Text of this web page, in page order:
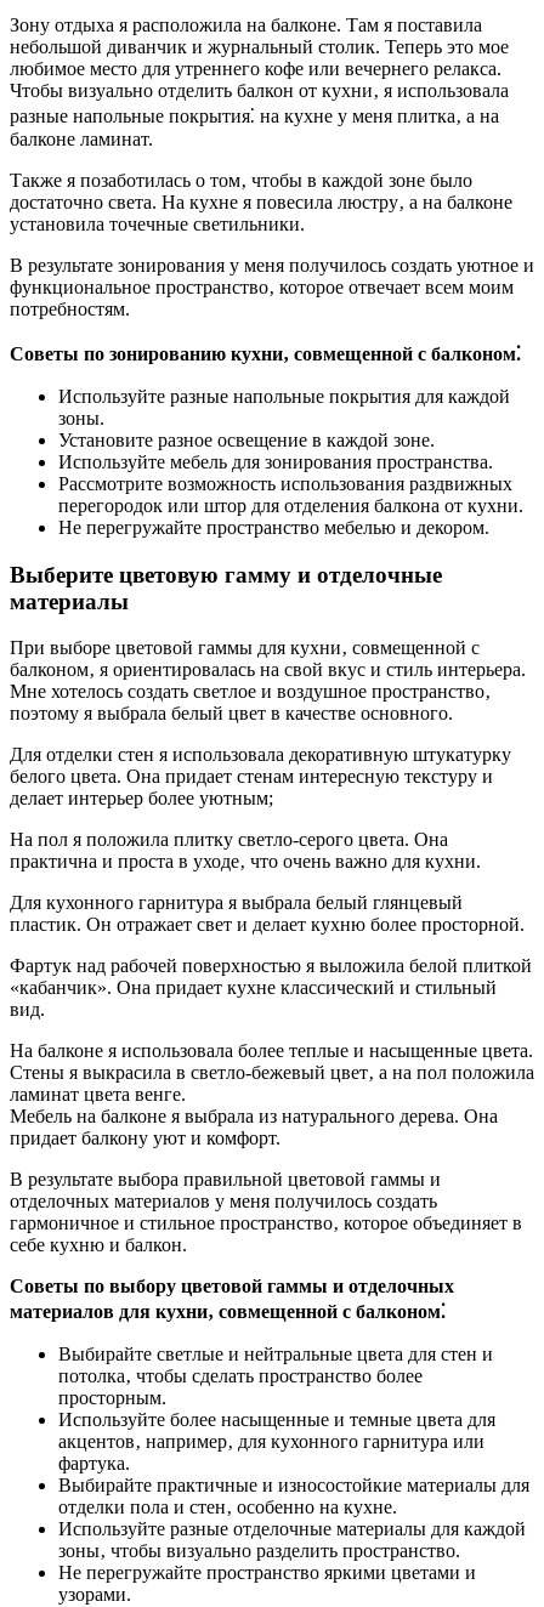
Зону отдыха я расположила на балконе. Там я поставила
небольшой диванчик и журнальный столик. Теперь это мое
любимое место для утреннего кофе или вечернего релакса.
Чтобы визуально отделить балкон от кухни‚ я использовала
разные напольные покрытия⁚ на кухне у меня плитка‚ а на
балконе ламинат.
Также я позаботилась о том‚ чтобы в каждой зоне было
достаточно света. На кухне я повесила люстру‚ а на балконе
установила точечные светильники.
В результате зонирования у меня получилось создать уютное и
функциональное пространство‚ которое отвечает всем моим
потребностям.
Советы по зонированию кухни‚ совмещенной с балконом⁚
Используйте разные напольные покрытия для каждой
зоны.
Установите разное освещение в каждой зоне.
Используйте мебель для зонирования пространства.
Рассмотрите возможность использования раздвижных
перегородок или штор для отделения балкона от кухни.
Не перегружайте пространство мебелью и декором.
Выберите цветовую гамму и отделочные
материалы
При выборе цветовой гаммы для кухни‚ совмещенной с
балконом‚ я ориентировалась на свой вкус и стиль интерьера.
Мне хотелось создать светлое и воздушное пространство‚
поэтому я выбрала белый цвет в качестве основного.
Для отделки стен я использовала декоративную штукатурку
белого цвета. Она придает стенам интересную текстуру и
делает интерьер более уютным;
На пол я положила плитку светло-серого цвета. Она
практична и проста в уходе‚ что очень важно для кухни.
Для кухонного гарнитура я выбрала белый глянцевый
пластик. Он отражает свет и делает кухню более просторной.
Фартук над рабочей поверхностью я выложила белой плиткой
«кабанчик». Она придает кухне классический и стильный
вид.
На балконе я использовала более теплые и насыщенные цвета.
Стены я выкрасила в светло-бежевый цвет‚ а на пол положила
ламинат цвета венге.
Мебель на балконе я выбрала из натурального дерева. Она
придает балкону уют и комфорт.
В результате выбора правильной цветовой гаммы и
отделочных материалов у меня получилось создать
гармоничное и стильное пространство‚ которое объединяет в
себе кухню и балкон.
Советы по выбору цветовой гаммы и отделочных
материалов для кухни‚ совмещенной с балконом⁚
Выбирайте светлые и нейтральные цвета для стен и
потолка‚ чтобы сделать пространство более
просторным.
Используйте более насыщенные и темные цвета для
акцентов‚ например‚ для кухонного гарнитура или
фартука.
Выбирайте практичные и износостойкие материалы для
отделки пола и стен‚ особенно на кухне.
Используйте разные отделочные материалы для каждой
зоны‚ чтобы визуально разделить пространство.
Не перегружайте пространство яркими цветами и
узорами.